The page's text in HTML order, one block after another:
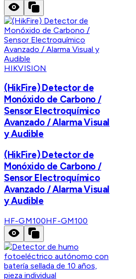
HIKVISION
(HikFire) Detector de
Monóxido de Carbono /
Sensor Electroquímico
Avanzado / Alarma Visual
y Audible
(HikFire) Detector de
Monóxido de Carbono /
Sensor Electroquímico
Avanzado / Alarma Visual
y Audible
HF-GM100HF-GM100